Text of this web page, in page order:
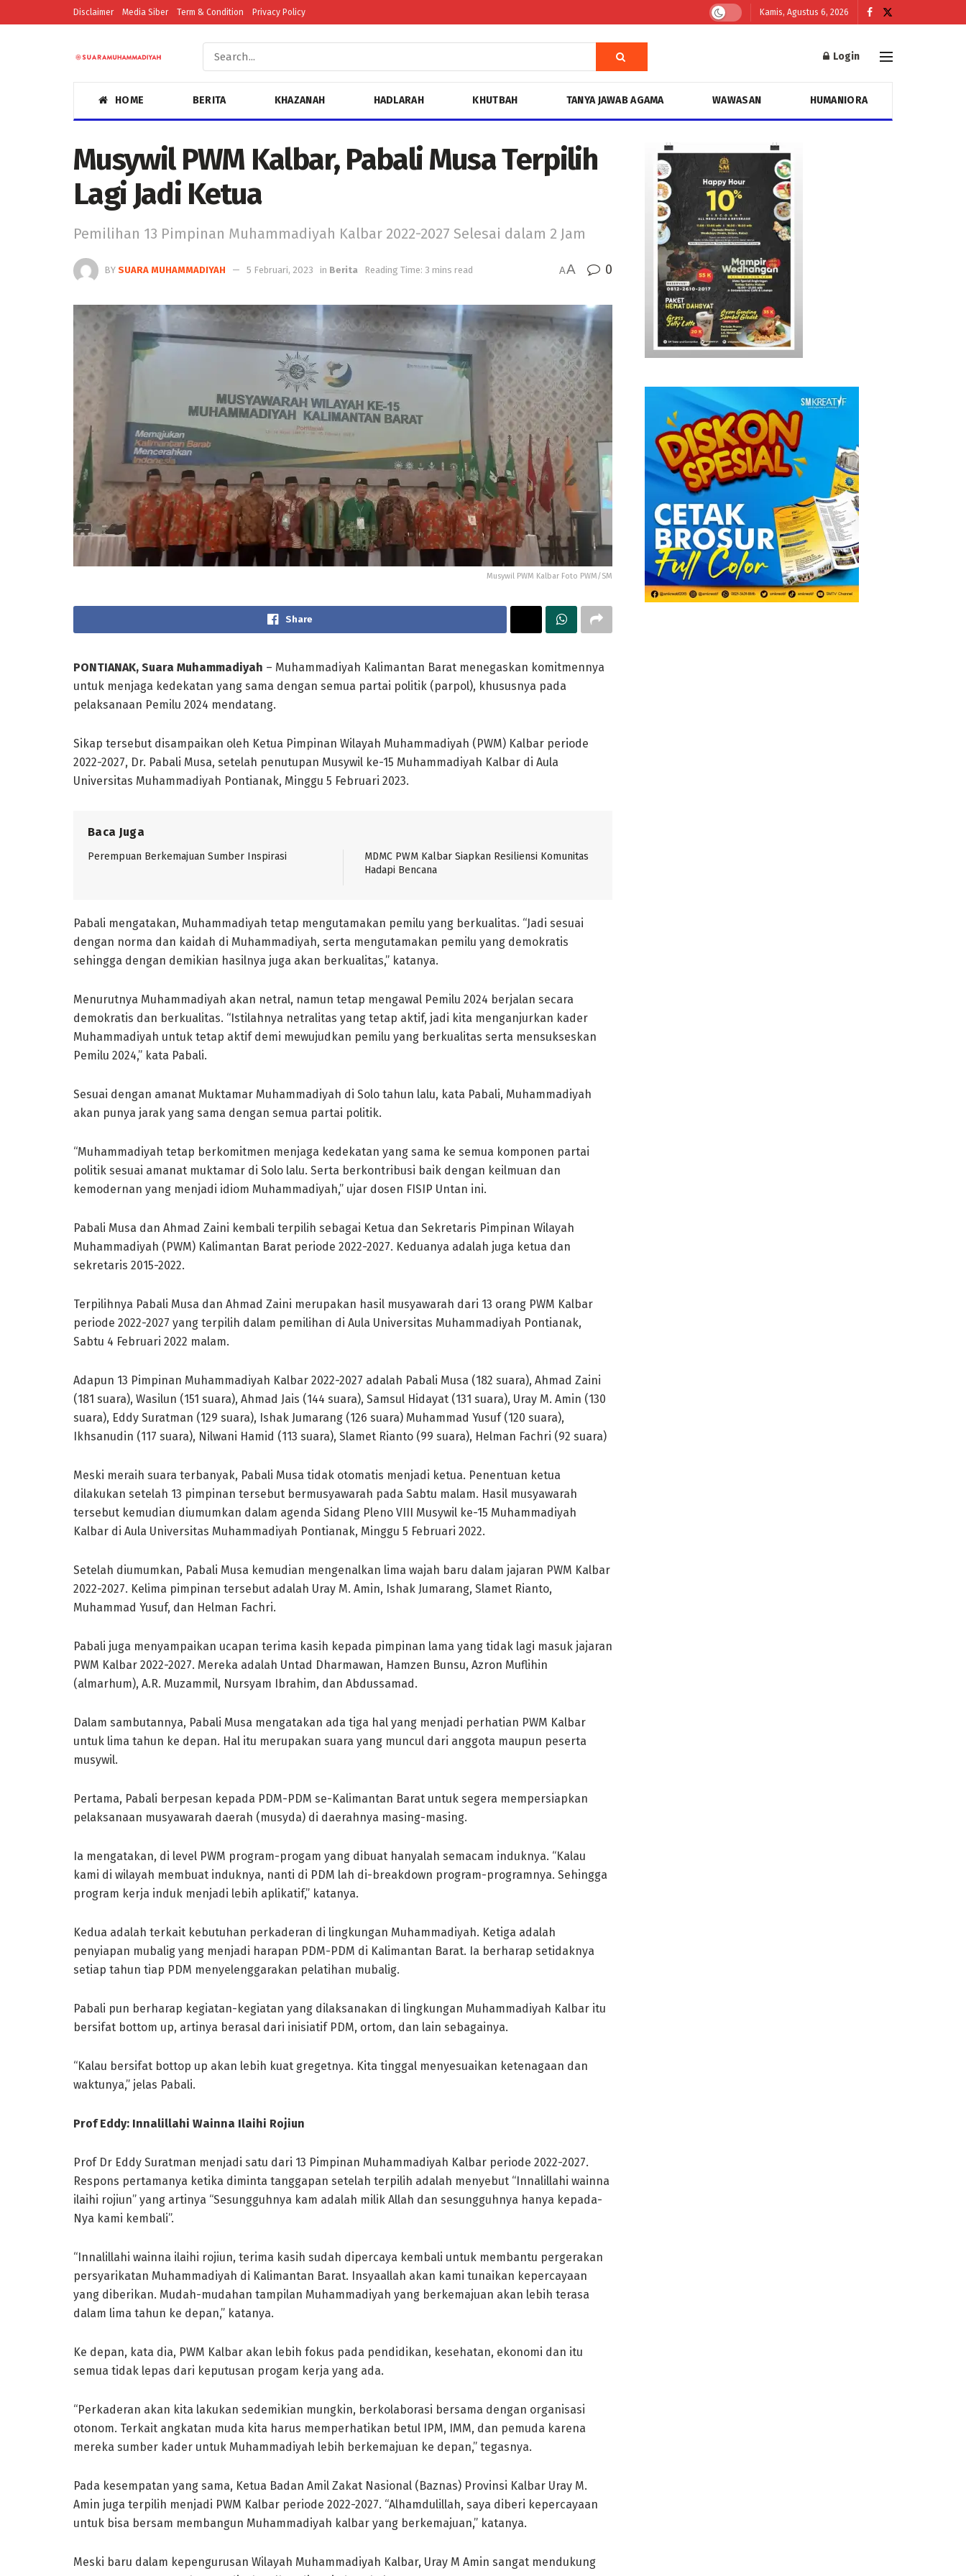
Disclaimer Media Siber Term & Condition Privacy Policy Kamis, Agustus 6, 2026
Login
HOME BERITA KHAZANAH HADLARAH KHUTBAH TANYA JAWAB AGAMA WAWASAN HUMANIORA
Musywil PWM Kalbar, Pabali Musa Terpilih
Lagi Jadi Ketua
Pemilihan 13 Pimpinan Muhammadiyah Kalbar 2022-2027 Selesai dalam 2 Jam
BY SUARA MUHAMMADIYAH 5 Februari, 2023 in Berita Reading Time: 3 mins read AA 0
Musywil PWM Kalbar Foto PWM/SM
Share
PONTIANAK, Suara Muhammadiyah – Muhammadiyah Kalimantan Barat menegaskan komitmennya
untuk menjaga kedekatan yang sama dengan semua partai politik (parpol), khususnya pada
pelaksanaan Pemilu 2024 mendatang.
Sikap tersebut disampaikan oleh Ketua Pimpinan Wilayah Muhammadiyah (PWM) Kalbar periode
2022-2027, Dr. Pabali Musa, setelah penutupan Musywil ke-15 Muhammadiyah Kalbar di Aula
Universitas Muhammadiyah Pontianak, Minggu 5 Februari 2023.
Baca Juga
Perempuan Berkemajuan Sumber Inspirasi
MDMC PWM Kalbar Siapkan Resiliensi Komunitas
Hadapi Bencana
Pabali mengatakan, Muhammadiyah tetap mengutamakan pemilu yang berkualitas. “Jadi sesuai
dengan norma dan kaidah di Muhammadiyah, serta mengutamakan pemilu yang demokratis
sehingga dengan demikian hasilnya juga akan berkualitas,” katanya.
Menurutnya Muhammadiyah akan netral, namun tetap mengawal Pemilu 2024 berjalan secara
demokratis dan berkualitas. “Istilahnya netralitas yang tetap aktif, jadi kita menganjurkan kader
Muhammadiyah untuk tetap aktif demi mewujudkan pemilu yang berkualitas serta mensukseskan
Pemilu 2024,” kata Pabali.
Sesuai dengan amanat Muktamar Muhammadiyah di Solo tahun lalu, kata Pabali, Muhammadiyah
akan punya jarak yang sama dengan semua partai politik.
“Muhammadiyah tetap berkomitmen menjaga kedekatan yang sama ke semua komponen partai
politik sesuai amanat muktamar di Solo lalu. Serta berkontribusi baik dengan keilmuan dan
kemodernan yang menjadi idiom Muhammadiyah,” ujar dosen FISIP Untan ini.
Pabali Musa dan Ahmad Zaini kembali terpilih sebagai Ketua dan Sekretaris Pimpinan Wilayah
Muhammadiyah (PWM) Kalimantan Barat periode 2022-2027. Keduanya adalah juga ketua dan
sekretaris 2015-2022.
Terpilihnya Pabali Musa dan Ahmad Zaini merupakan hasil musyawarah dari 13 orang PWM Kalbar
periode 2022-2027 yang terpilih dalam pemilihan di Aula Universitas Muhammadiyah Pontianak,
Sabtu 4 Februari 2022 malam.
Adapun 13 Pimpinan Muhammadiyah Kalbar 2022-2027 adalah Pabali Musa (182 suara), Ahmad Zaini
(181 suara), Wasilun (151 suara), Ahmad Jais (144 suara), Samsul Hidayat (131 suara), Uray M. Amin (130
suara), Eddy Suratman (129 suara), Ishak Jumarang (126 suara) Muhammad Yusuf (120 suara),
Ikhsanudin (117 suara), Nilwani Hamid (113 suara), Slamet Rianto (99 suara), Helman Fachri (92 suara)
Meski meraih suara terbanyak, Pabali Musa tidak otomatis menjadi ketua. Penentuan ketua
dilakukan setelah 13 pimpinan tersebut bermusyawarah pada Sabtu malam. Hasil musyawarah
tersebut kemudian diumumkan dalam agenda Sidang Pleno VIII Musywil ke-15 Muhammadiyah
Kalbar di Aula Universitas Muhammadiyah Pontianak, Minggu 5 Februari 2022.
Setelah diumumkan, Pabali Musa kemudian mengenalkan lima wajah baru dalam jajaran PWM Kalbar
2022-2027. Kelima pimpinan tersebut adalah Uray M. Amin, Ishak Jumarang, Slamet Rianto,
Muhammad Yusuf, dan Helman Fachri.
Pabali juga menyampaikan ucapan terima kasih kepada pimpinan lama yang tidak lagi masuk jajaran
PWM Kalbar 2022-2027. Mereka adalah Untad Dharmawan, Hamzen Bunsu, Azron Muflihin
(almarhum), A.R. Muzammil, Nursyam Ibrahim, dan Abdussamad.
Dalam sambutannya, Pabali Musa mengatakan ada tiga hal yang menjadi perhatian PWM Kalbar
untuk lima tahun ke depan. Hal itu merupakan suara yang muncul dari anggota maupun peserta
musywil.
Pertama, Pabali berpesan kepada PDM-PDM se-Kalimantan Barat untuk segera mempersiapkan
pelaksanaan musyawarah daerah (musyda) di daerahnya masing-masing.
Ia mengatakan, di level PWM program-progam yang dibuat hanyalah semacam induknya. “Kalau
kami di wilayah membuat induknya, nanti di PDM lah di-breakdown program-programnya. Sehingga
program kerja induk menjadi lebih aplikatif,” katanya.
Kedua adalah terkait kebutuhan perkaderan di lingkungan Muhammadiyah. Ketiga adalah
penyiapan mubalig yang menjadi harapan PDM-PDM di Kalimantan Barat. Ia berharap setidaknya
setiap tahun tiap PDM menyelenggarakan pelatihan mubalig.
Pabali pun berharap kegiatan-kegiatan yang dilaksanakan di lingkungan Muhammadiyah Kalbar itu
bersifat bottom up, artinya berasal dari inisiatif PDM, ortom, dan lain sebagainya.
“Kalau bersifat bottop up akan lebih kuat gregetnya. Kita tinggal menyesuaikan ketenagaan dan
waktunya,” jelas Pabali.
Prof Eddy: Innalillahi Wainna Ilaihi Rojiun
Prof Dr Eddy Suratman menjadi satu dari 13 Pimpinan Muhammadiyah Kalbar periode 2022-2027.
Respons pertamanya ketika diminta tanggapan setelah terpilih adalah menyebut “Innalillahi wainna
ilaihi rojiun” yang artinya “Sesungguhnya kam adalah milik Allah dan sesungguhnya hanya kepada-
Nya kami kembali”.
“Innalillahi wainna ilaihi rojiun, terima kasih sudah dipercaya kembali untuk membantu pergerakan
persyarikatan Muhammadiyah di Kalimantan Barat. Insyaallah akan kami tunaikan kepercayaan
yang diberikan. Mudah-mudahan tampilan Muhammadiyah yang berkemajuan akan lebih terasa
dalam lima tahun ke depan,” katanya.
Ke depan, kata dia, PWM Kalbar akan lebih fokus pada pendidikan, kesehatan, ekonomi dan itu
semua tidak lepas dari keputusan progam kerja yang ada.
“Perkaderan akan kita lakukan sedemikian mungkin, berkolaborasi bersama dengan organisasi
otonom. Terkait angkatan muda kita harus memperhatikan betul IPM, IMM, dan pemuda karena
mereka sumber kader untuk Muhammadiyah lebih berkemajuan ke depan,” tegasnya.
Pada kesempatan yang sama, Ketua Badan Amil Zakat Nasional (Baznas) Provinsi Kalbar Uray M.
Amin juga terpilih menjadi PWM Kalbar periode 2022-2027. “Alhamdulillah, saya diberi kepercayaan
untuk bisa bersam membangun Muhammadiyah kalbar yang berkemajuan,” katanya.
Meski baru dalam kepengurusan Wilayah Muhammadiyah Kalbar, Uray M Amin sangat mendukung